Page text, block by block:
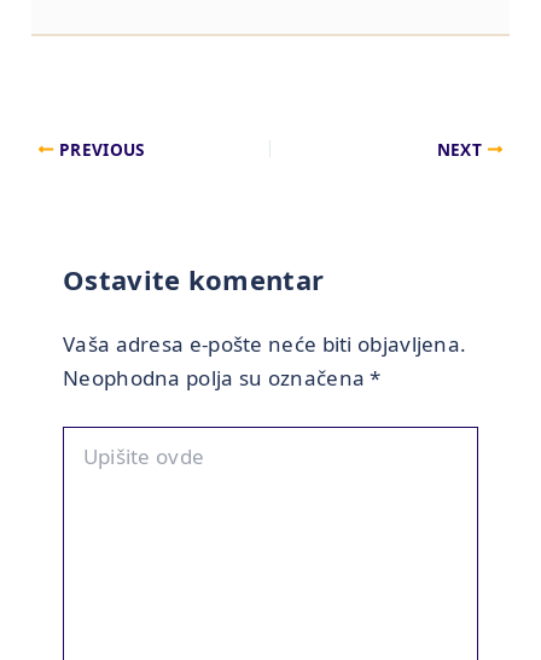
PREVIOUS NEXT
Ostavite komentar
Vaša adresa e-pošte neće biti objavljena.
Neophodna polja su označena*
ovde